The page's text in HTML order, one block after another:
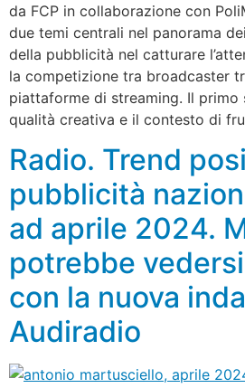
da FCP in collaborazione con
due temi centrali nel panorama
della pubblicità nel catturare
la competizione tra broadcaster
piattaforme di streaming. Il primo
qualità creativa e il contesto di
Radio. Trend
pubblicità
ad aprile 2024.
potrebbe
con la nuova
Audiradio